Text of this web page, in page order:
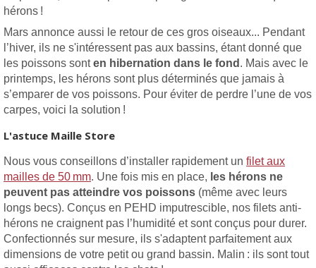
hérons !
Mars annonce aussi le retour de ces gros oiseaux... Pendant
l’hiver, ils ne s'intéressent pas aux bassins, étant donné que
les poissons sonten hibernation dans le fond . Mais avec le
printemps, les hérons sont plus déterminés que jamais à
s’emparer de vos poissons. Pour éviter de perdre l’une de vos
carpes, voici la solution !
L'astuce Maille Store
Nous vous conseillons d’installer rapidement un filet aux
mailles de 50 mm. Une fois mis en place, les hérons ne
peuvent pas atteindre vos poissons (même avec leurs
longs becs). Conçus en PEHD imputrescible, nos filets anti-
hérons ne craignent pas l’humidité et sont conçus pour durer.
Confectionnés sur mesure, ils s'adaptent parfaitement aux
dimensions de votre petit ou grand bassin. Malin : ils sont tout